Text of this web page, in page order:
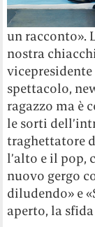
un racconto».
nostra
vicepresidente
spettacolo,
ragazzo ma è
le sorti
traghettatore
l’alto e il pop,
nuovo gergo
diludendo» e
aperto, la